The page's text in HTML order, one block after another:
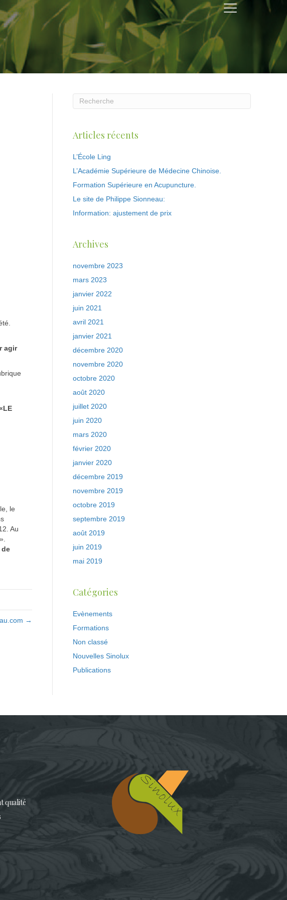
agir
le
Au
de
→
Articles récents
L’École Ling
L’Académie Supérieure de Médecine Chinoise.
Formation Supérieure en Acupuncture.
Le site de Philippe Sionneau:
Information: ajustement de prix
Archives
novembre 2023
mars 2023
janvier 2022
juin 2021
avril 2021
janvier 2021
décembre 2020
novembre 2020
octobre 2020
août 2020
juillet 2020
juin 2020
mars 2020
février 2020
janvier 2020
décembre 2019
novembre 2019
octobre 2019
septembre 2019
août 2019
juin 2019
mai 2019
Catégories
Evènements
Formations
Non classé
Nouvelles Sinolux
Publications
qualité